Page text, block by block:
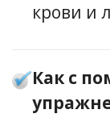
крови и
Как с